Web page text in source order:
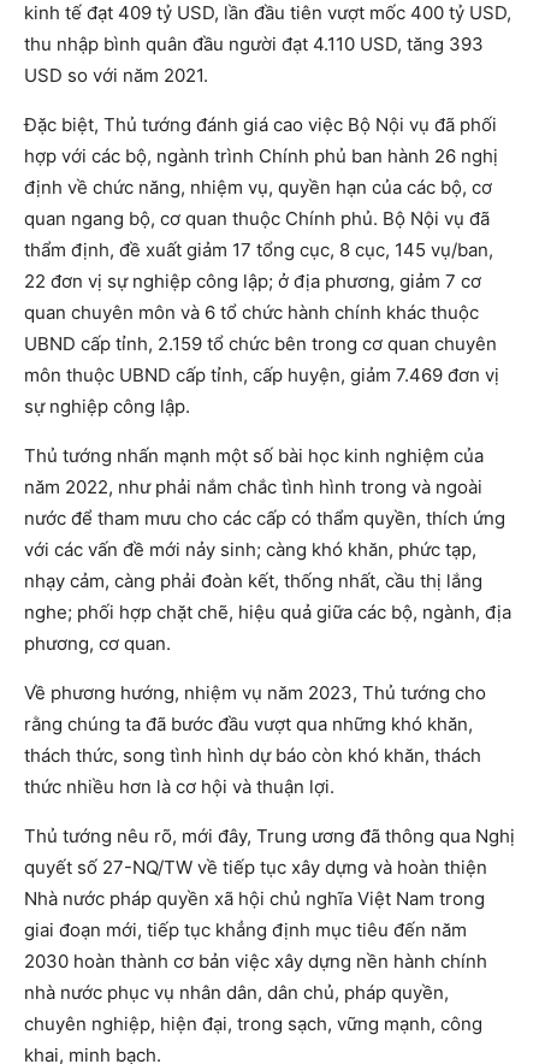
kinh tế đạt 409 tỷ USD, lần đầu tiên vượt mốc 400 tỷ USD,
thu nhập bình quân đầu người đạt 4.110 USD, tăng 393
USD so với năm 2021.
Đặc biệt, Thủ tướng đánh giá cao việc Bộ Nội vụ đã phối
hợp với các bộ, ngành trình Chính phủ ban hành 26 nghị
định về chức năng, nhiệm vụ, quyền hạn của các bộ, cơ
quan ngang bộ, cơ quan thuộc Chính phủ. Bộ Nội vụ đã
thẩm định, đề xuất giảm 17 tổng cục, 8 cục, 145 vụ/ban,
22 đơn vị sự nghiệp công lập; ở địa phương, giảm 7 cơ
quan chuyên môn và 6 tổ chức hành chính khác thuộc
UBND cấp tỉnh, 2.159 tổ chức bên trong cơ quan chuyên
môn thuộc UBND cấp tỉnh, cấp huyện, giảm 7.469 đơn vị
sự nghiệp công lập.
Thủ tướng nhấn mạnh một số bài học kinh nghiệm của
năm 2022, như phải nắm chắc tình hình trong và ngoài
nước để tham mưu cho các cấp có thẩm quyền, thích ứng
với các vấn đề mới nảy sinh; càng khó khăn, phức tạp,
nhạy cảm, càng phải đoàn kết, thống nhất, cầu thị lắng
nghe; phối hợp chặt chẽ, hiệu quả giữa các bộ, ngành, địa
phương, cơ quan.
Về phương hướng, nhiệm vụ năm 2023, Thủ tướng cho
rằng chúng ta đã bước đầu vượt qua những khó khăn,
thách thức, song tình hình dự báo còn khó khăn, thách
thức nhiều hơn là cơ hội và thuận lợi.
Thủ tướng nêu rõ, mới đây, Trung ương đã thông qua Nghị
quyết số 27-NQ/TW về tiếp tục xây dựng và hoàn thiện
Nhà nước pháp quyền xã hội chủ nghĩa Việt Nam trong
giai đoạn mới, tiếp tục khẳng định mục tiêu đến năm
2030 hoàn thành cơ bản việc xây dựng nền hành chính
nhà nước phục vụ nhân dân, dân chủ, pháp quyền,
chuyên nghiệp, hiện đại, trong sạch, vững mạnh, công
khai, minh bạch.